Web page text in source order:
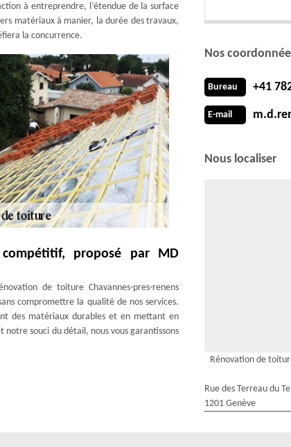
à entreprendre, l’étendue de la surface
matériaux à manier, la durée des travaux,
la concurrence.
proposé par MD
de toiture Chavannes-pres-renens
compromettre la qualité de nos services.
des matériaux durables et en mettant en
souci du détail, nous vous garantissons
Nos
Bureau +41
E-mail
Nous localiser
Rénovation de
Rue des Terreau du
1201 Genève